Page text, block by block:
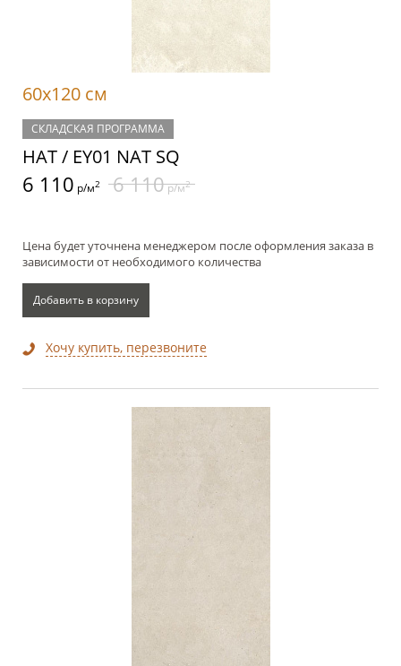
60x120 см
СКЛАДСКАЯ ПРОГРАММА
НАТ / EY01 NAT SQ
6 110 р/м2 6 110р/м2
Цена будет уточнена менеджером после оформления заказа в
зависимости от необходимого количества
Добавить в корзину
Хочу купить, перезвоните